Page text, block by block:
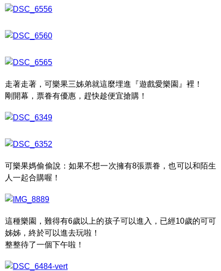
走著走著，可樂果三姊弟就這麼埋進『遊戲愛樂園』裡！
剛開幕，票眷有優惠，趕快趁便宜搶購！
可樂果媽偷偷說：如果不想一次擁有8張票眷，也可以和陌生
人一起合購喔！
這種樂園，難得有6歲以上的孩子可以進入，已經10歲的可可
姊姊，終於可以進去玩啦！
整整待了一個下午啦！